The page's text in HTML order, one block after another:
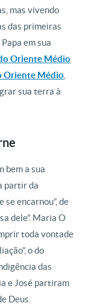
mas vivendo
das primeiras
em sua
Oriente Médio
Oriente Médio
sua terra à
bem a sua
partir da
se encarnou”, de
dele”. Maria O
toda vontade
o do
das
e José partiram
Deus.